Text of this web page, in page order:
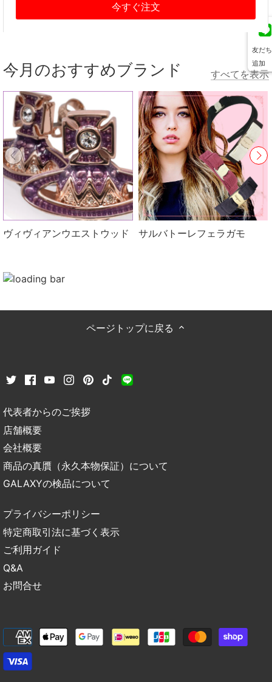
友だち
追加
今すぐ注文
今月のおすすめブランド すべてを表示
ヴィヴィアンウエストウッド サルバトーレフェラガモ
ページトップに戻る
代表者からのご挨拶
店舗概要
会社概要
商品の真贋（永久本物保証）について
GALAXYの検品について
プライバシーポリシー
特定商取引法に基づく表示
ご利用ガイド
Q&A
お問合せ